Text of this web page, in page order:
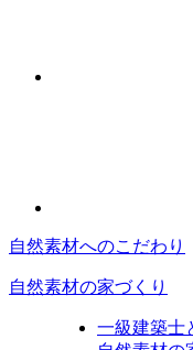
自然素材へのこだわり
自然素材の家づくり
一級建築士